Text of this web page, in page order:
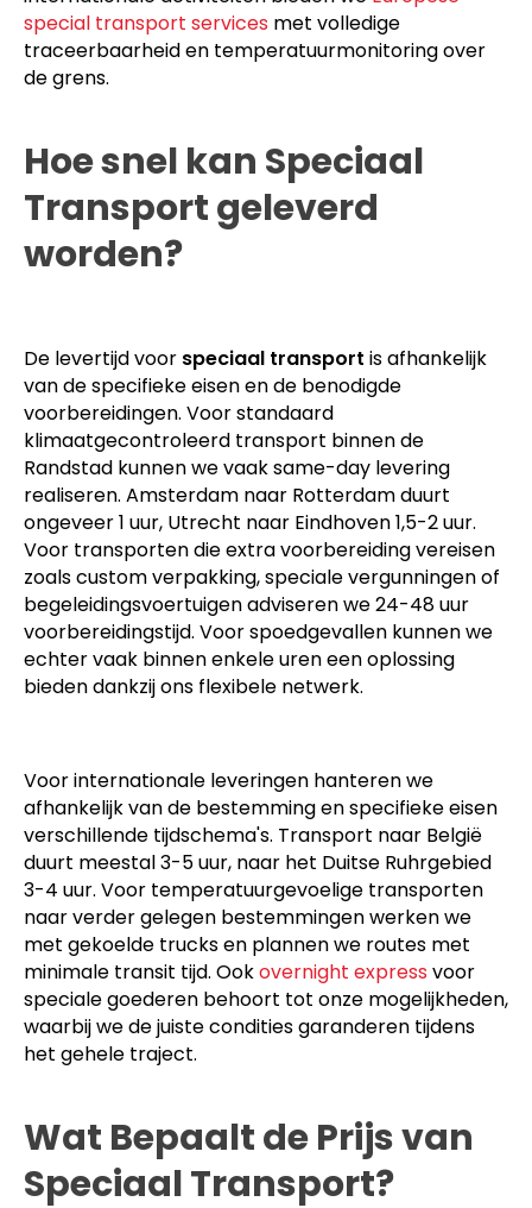
special transport services met volledige
traceerbaarheid en temperatuurmonitoring over
de grens.
Hoe snel kan Speciaal
Transport geleverd
worden?
De levertijd voor speciaal transport is afhankelijk
van de specifieke eisen en de benodigde
voorbereidingen. Voor standaard
klimaatgecontroleerd transport binnen de
Randstad kunnen we vaak same-day levering
realiseren. Amsterdam naar Rotterdam duurt
ongeveer 1 uur, Utrecht naar Eindhoven 1,5-2 uur.
Voor transporten die extra voorbereiding vereisen
zoals custom verpakking, speciale vergunningen of
begeleidingsvoertuigen adviseren we 24-48 uur
voorbereidingstijd. Voor spoedgevallen kunnen we
echter vaak binnen enkele uren een oplossing
bieden dankzij ons flexibele netwerk.
Voor internationale leveringen hanteren we
afhankelijk van de bestemming en specifieke eisen
verschillende tijdschema's. Transport naar België
duurt meestal 3-5 uur, naar het Duitse Ruhrgebied
3-4 uur. Voor temperatuurgevoelige transporten
naar verder gelegen bestemmingen werken we
met gekoelde trucks en plannen we routes met
minimale transit tijd. Ookovernight express voor
speciale goederen behoort tot onze mogelijkheden,
waarbij we de juiste condities garanderen tijdens
het gehele traject.
Wat Bepaalt de Prijs van
Speciaal Transport?